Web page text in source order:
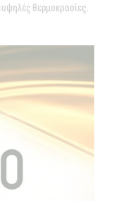
θερμοκρασίες.